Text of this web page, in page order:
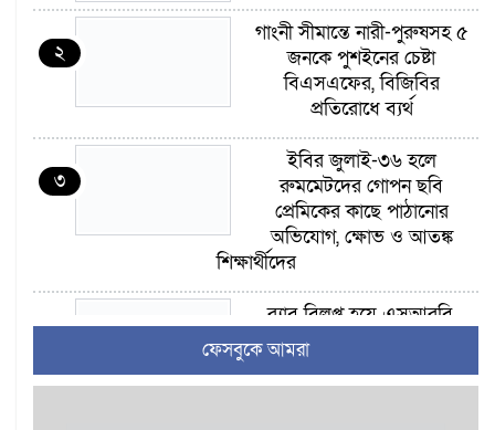
২
গাংনী সীমান্তে নারী-পুরুষসহ ৫
জনকে পুশইনের চেষ্টা
বিএসএফের, বিজিবির
প্রতিরোধে ব্যর্থ
৩
ইবির জুলাই-৩৬ হলে
রুমমেটদের গোপন ছবি
প্রেমিকের কাছে পাঠানোর
অভিযোগ, ক্ষোভ ও আতঙ্ক
শিক্ষার্থীদের
৪
র‍্যাব বিলুপ্ত হয়ে এসআরবি,
থাকছে নাগরিক অভিযোগের
ফেসবুকে আমরা